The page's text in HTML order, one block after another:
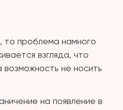
то проблема намного
взгляда, что
не носить
на появление в